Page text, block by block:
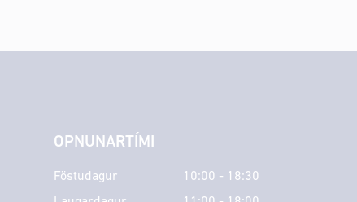
OPNUNARTÍMI
Föstudagur
10:00 - 18:30